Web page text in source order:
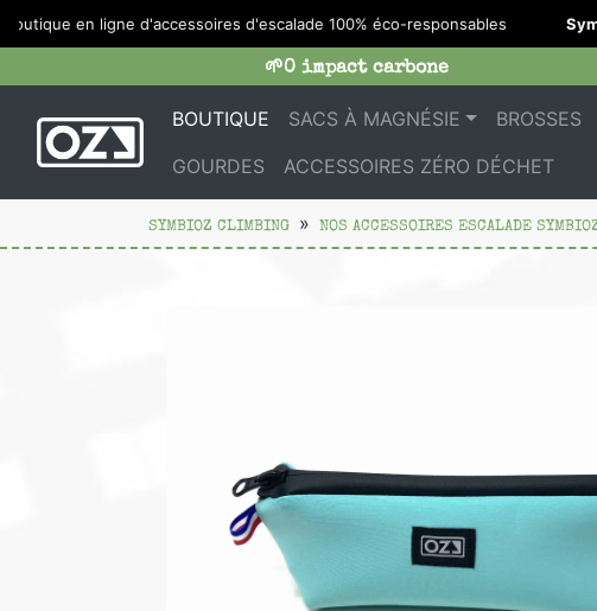
en ligne d'accessoires d'escalade 100% éco-responsables
🌱0 impact carbone
BOUTIQUE SACS À MAGNÉSIE BROSSES
GOURDES
ACCESSOIRES ZÉRO DÉCHET
SYMBIOZ CLIMBING NOS ACCESSOIRES ESCALADE